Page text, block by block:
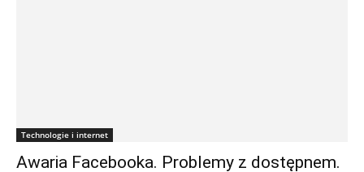
Technologie i internet
Awaria Facebooka. Problemy z dostępnem.